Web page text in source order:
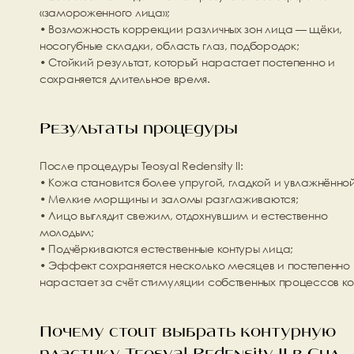
«замороженного лица»;
• Возможность коррекции различных зон лица — щёки,
носогубные складки, область глаз, подбородок;
• Стойкий результат, который нарастает постепенно и
сохраняется длительное время.
Результаты процедуры
После процедуры Teosyal Redensity II:
• Кожа становится более упругой, гладкой и
• Мелкие морщины и заломы разглаживаются;
• Лицо выглядит свежим, отдохнувшим и естественно
молодым;
• Подчёркиваются естественные контуры лица;
• Эффект сохраняется несколько месяцев и постепенно
нарастает за счёт стимуляции собственных процессов
Почему стоит выбрать контурную